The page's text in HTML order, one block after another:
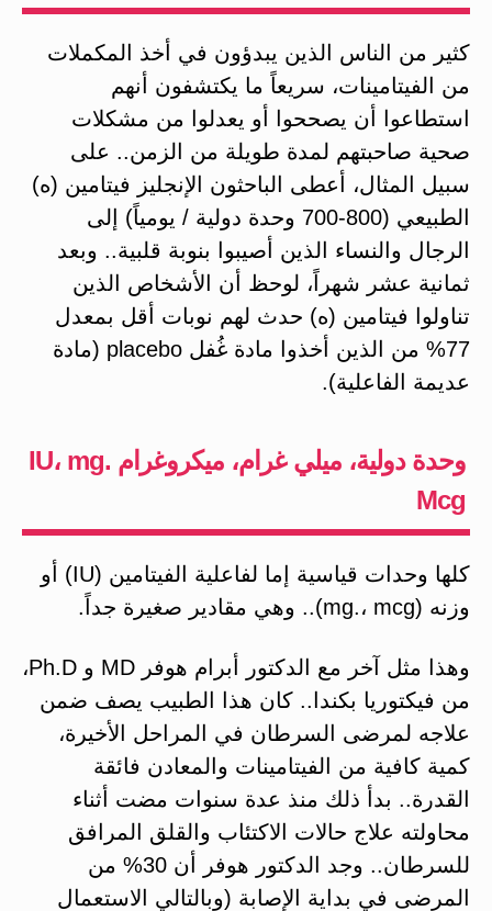
كثير من الناس الذين يبدؤون في أخذ المكملات
من الفيتامينات، سريعاً ما يكتشفون أنهم
استطاعوا أن يصححوا أو يعدلوا من مشكلات
صحية صاحبتهم لمدة طويلة من الزمن.. على
سبيل المثال، أعطى الباحثون الإنجليز فيتامين (ه)
الطبيعي (800-700 وحدة دولية / يومياً) إلى
الرجال والنساء الذين أصيبوا بنوبة قلبية.. وبعد
ثمانية عشر شهراً، لوحظ أن الأشخاص الذين
تناولوا فيتامين (ه) حدث لهم نوبات أقل بمعدل
77% من الذين أخذوا مادة غُفل placebo (مادة
عديمة الفاعلية).
وحدة دولية، ميلي غرام، ميكروغرام IU، mg.
Mcg
كلها وحدات قياسية إما لفاعلية الفيتامين (IU) أو
وزنه (mg.، mcg).. وهي مقادير صغيرة جداً.
وهذا مثل آخر مع الدكتور أبرام هوفر MD و Ph.D،
من فيكتوريا بكندا.. كان هذا الطبيب يصف ضمن
علاجه لمرضى السرطان في المراحل الأخيرة،
كمية كافية من الفيتامينات والمعادن فائقة
القدرة.. بدأ ذلك منذ عدة سنوات مضت أثناء
محاولته علاج حالات الاكتئاب والقلق المرافق
للسرطان.. وجد الدكتور هوفر أن 30% من
المرضى في بداية الإصابة (وبالتالي الاستعمال